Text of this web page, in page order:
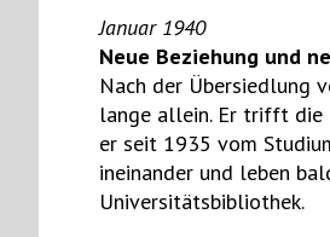
Januar 1940
Neue Beziehung und
Nach der Übersiedlung
lange allein. Er trifft die
er seit 1935 vom
ineinander und leben
Universitätsbibliothek.